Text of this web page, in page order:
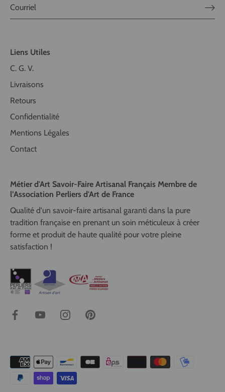
Liens Utiles
C. G. V.
Livraisons
Retours
Confidentialité
Mentions Légales
Contact
Métier d'Art Savoir-Faire Artisanal Français Membre de
l’Association Perliers d'Art de France
Qualité d'un savoir-faire artisanal garanti dans la pure
tradition française en prenant un soin méticuleux à créer
forme et produit de haute qualité pour votre pleine
satisfaction !